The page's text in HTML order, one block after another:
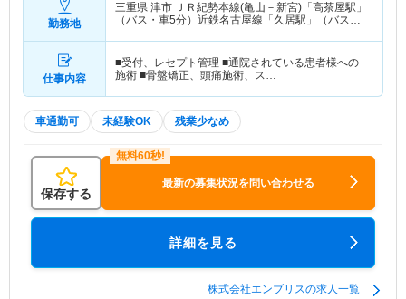
勤務地
三重県 津市 ＪＲ紀勢本線(亀山－新宮)「高茶屋駅」
（バス・車5分）近鉄名古屋線「久居駅」（バス・
仕事内容
■受付、レセプト管理 ■通院されている患者様への
施術 ■骨盤矯正、頭痛施術、ス…
車通勤可 未経験OK 残業少なめ
保存する
最新の募集状況を問い合わせる
詳細を見る
株式会社エンブリスの求人一覧